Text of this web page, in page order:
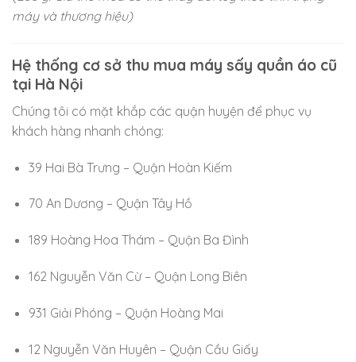
máy và thương hiệu)
Hệ thống cơ sở thu mua máy sấy quần áo cũ
tại Hà Nội
Chúng tôi có mặt khắp các quận huyện để phục vụ
khách hàng nhanh chóng:
39 Hai Bà Trưng – Quận Hoàn Kiếm
70 An Dương – Quận Tây Hồ
189 Hoàng Hoa Thám – Quận Ba Đình
162 Nguyễn Văn Cừ – Quận Long Biên
931 Giải Phóng – Quận Hoàng Mai
12 Nguyễn Văn Huyên – Quận Cầu Giấy